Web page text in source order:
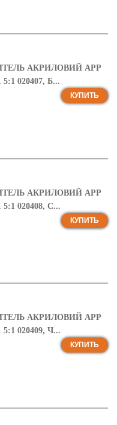
АКРИЛОВИЙ APP
020407, Б...
КУПИТЬ
АКРИЛОВИЙ APP
020408, С...
КУПИТЬ
АКРИЛОВИЙ APP
020409, Ч...
КУПИТЬ